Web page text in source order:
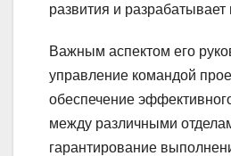
развития и
Важным аспектом его
управление командой
обеспечение
между различными
гарантирование